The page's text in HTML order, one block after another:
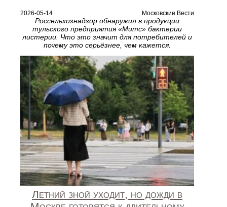
2026-05-14 Московские Вести
Россельхознадзор обнаружил в продукции
тульского предприятия «Митс» бактерии
листерии. Что это значит для потребителей и
почему это серьёзнее, чем кажется.
Летний зной уходит, но дожди в